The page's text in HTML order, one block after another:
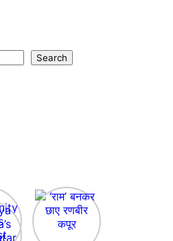
Search